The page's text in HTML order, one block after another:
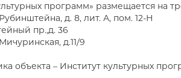
программ» размещается на
д. 8, лит. А, пом. 12-Н
пр.,д. 36
д.11/9
объекта – Институт культурных